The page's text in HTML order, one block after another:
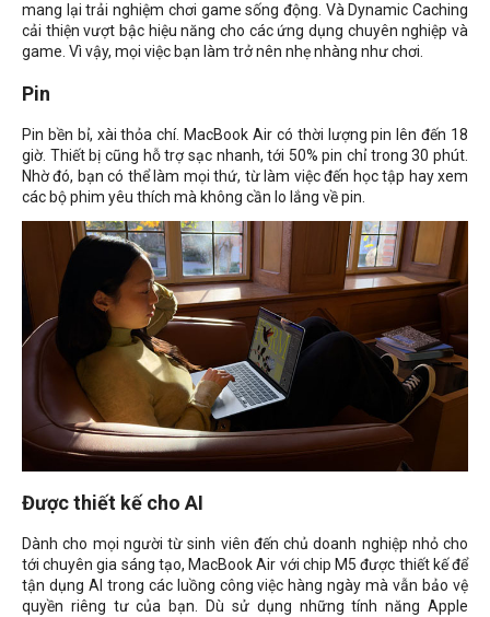
mang lại trải nghiệm chơi game sống động. Và Dynamic Caching
cải thiện vượt bậc hiệu năng cho các ứng dụng chuyên nghiệp và
game. Vì vậy, mọi việc bạn làm trở nên nhẹ nhàng như chơi.
Pin
Pin bền bỉ, xài thỏa chí. MacBook Air có thời lượng pin lên đến 18
giờ. Thiết bị cũng hỗ trợ sạc nhanh, tới 50% pin chỉ trong 30 phút.
Nhờ đó, bạn có thể làm mọi thứ, từ làm việc đến học tập hay xem
các bộ phim yêu thích mà không cần lo lắng về pin.
Được thiết kế cho AI
Dành cho mọi người từ sinh viên đến chủ doanh nghiệp nhỏ cho
tới chuyên gia sáng tạo, MacBook Air với chip M5 được thiết kế để
tận dụng AI trong các luồng công việc hàng ngày mà vẫn bảo vệ
quyền riêng tư của bạn. Dù sử dụng những tính năng Apple